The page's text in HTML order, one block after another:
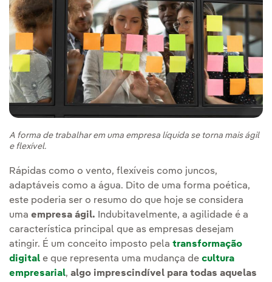
A forma de trabalhar em uma empresa líquida se torna mais ágil
e flexível.
Rápidas como o vento, flexíveis como juncos,
adaptáveis como a água. Dito de uma forma poética,
este poderia ser o resumo do que hoje se considera
uma empresa ágil. Indubitavelmente, a agilidade é a
característica principal que as empresas desejam
atingir. É um conceito imposto pela transformação
digital e que representa uma mudança de cultura
empresarial, algo imprescindível para todas aquelas